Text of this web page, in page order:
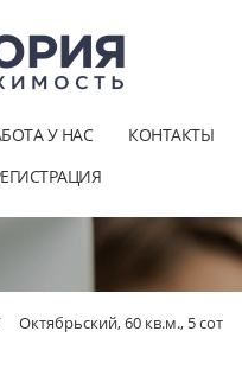
У НАС
КОНТАКТЫ
Октябрьский, 60 кв.м., 5 сот